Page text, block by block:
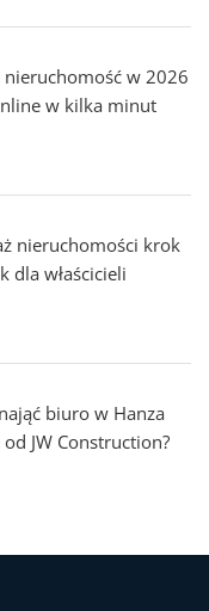
w 2026
w kilka minut
nieruchomości krok
dla właścicieli
biuro w Hanza
JW Construction?